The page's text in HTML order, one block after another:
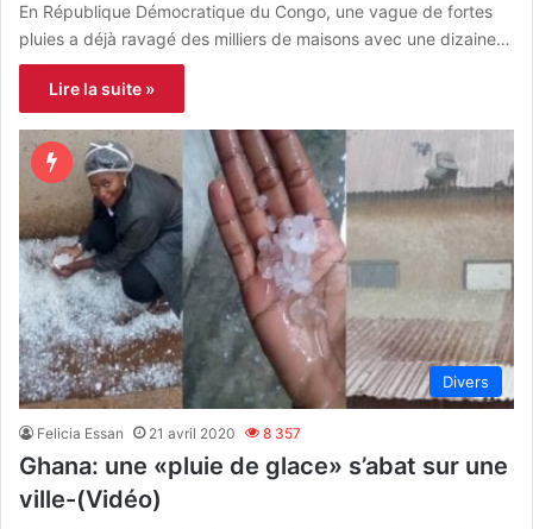
En République Démocratique du Congo, une vague de fortes
pluies a déjà ravagé des milliers de maisons avec une dizaine…
Lire la suite »
Divers
Felicia Essan 21 avril 2020 8 357
Ghana: une «pluie de glace» s’abat sur une
ville-(Vidéo)